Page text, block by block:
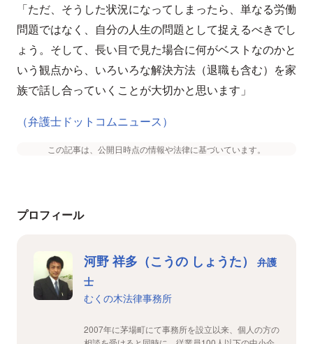
「ただ、そうした状況になってしまったら、単なる労働
問題ではなく、自分の人生の問題として捉えるべきでし
ょう。そして、長い目で見た場合に何がベストなのかと
いう観点から、いろいろな解決方法（退職も含む）を家
族で話し合っていくことが大切かと思います」
（弁護士ドットコムニュース）
この記事は、公開日時点の情報や法律に基づいています。
プロフィール
河野 祥多（こうの しょうた）
弁護
士
むくの木法律事務所
2007年に茅場町にて事務所を設立以来、個人の方の